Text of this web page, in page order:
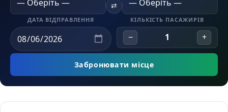
⇄
ДАТА ВІДПРАВЛЕННЯ КІЛЬКІСТЬ ПАСАЖИРІВ
− 1 +
Забронювати місце